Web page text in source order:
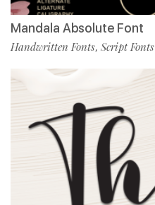
Mandala Absolute Font
Handwritten Fonts, Script Fonts